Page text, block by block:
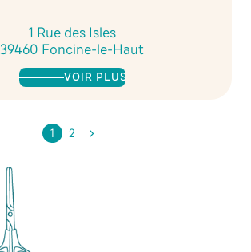
1 Rue des Isles
39460 Foncine-le-Haut
VOIR PLUS
1 2 Page